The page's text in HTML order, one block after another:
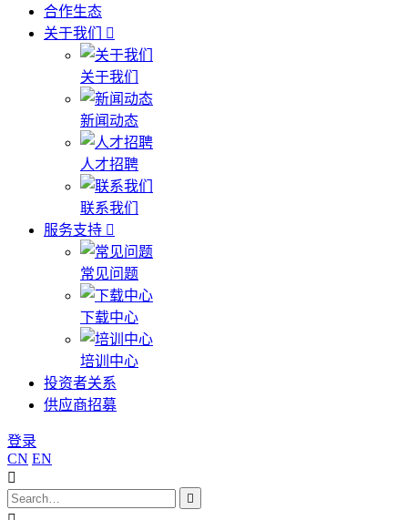
合作生态
关于我们
关于我们
新闻动态
人才招聘
联系我们
服务支持
常见问题
下载中心
培训中心
投资者关系
供应商招募
登录
CN EN